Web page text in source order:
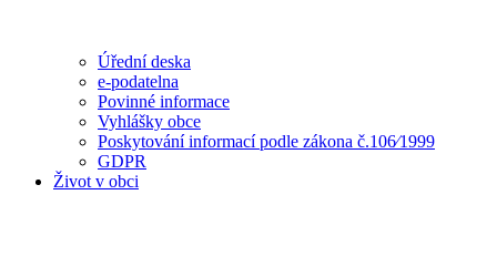
Úřední deska
e-podatelna
Povinné informace
Vyhlášky obce
Poskytování informací podle zákona č.106⁄1999
GDPR
Život v obci